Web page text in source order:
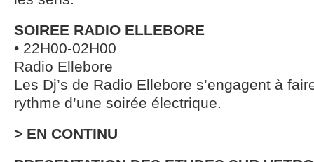
SOIREE RADIO ELLEBORE
• 22H00-02H00
Radio Ellebore
Les Dj’s de Radio Ellebore s’engagent à
rythme d’une soirée électrique.
> EN CONTINU